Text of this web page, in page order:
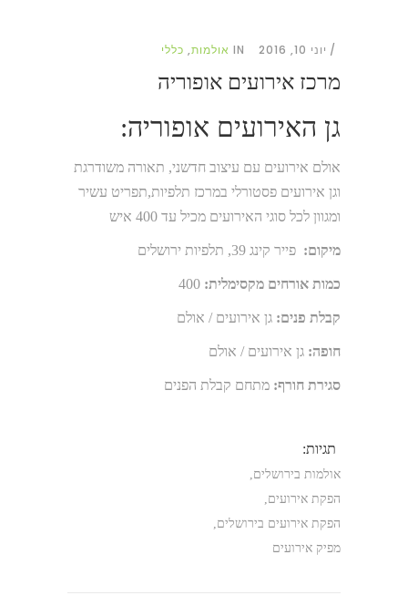
יוני 10, 2016 IN אולמות, כללי
מרכז אירועים אופוריה
גן האירועים אופוריה:
אולם אירועים עם עיצוב חדשני, תאורה משודרגת
וגן אירועים פסטורלי במרכז תלפיות,תפריט עשיר
ומגוון לכל סוגי האירועים מכיל עד
איש
מיקום: פייר קינג 39, תלפיות ירושלים
כמות אורחים מקסימלית:
קבלת פנים: גן אירועים / אולם
חופה: גן אירועים / אולם
סגירת חורף: מתחם קבלת הפנים
תגיות:
אולמות בירושלים
הפקת אירועים
הפקת אירועים בירושלים
מפיק אירועים